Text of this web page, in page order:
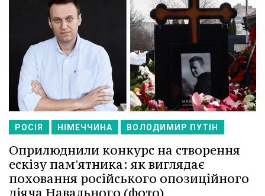
РОСІЯ НІМЕЧЧИНА ВОЛОДИМИР ПУТІН
Оприлюднили конкурс на створення
ескізу пам'ятника: як виглядає
поховання російського опозиційного